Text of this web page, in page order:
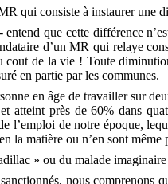
qui consiste à instaurer une
que cette différence
d’un MR qui relaye
de la vie ! Toute
en partie par les communes.
en âge de travailler sur
près de 60% dans
l’emploi de notre époque,
la matière ou n’en sont même
» ou du malade
nous